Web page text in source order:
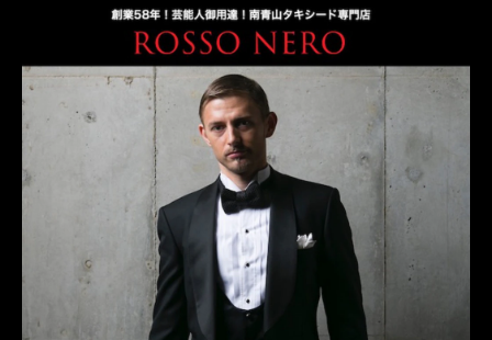
アトリエロッソネロ 名古屋オーダータキシード